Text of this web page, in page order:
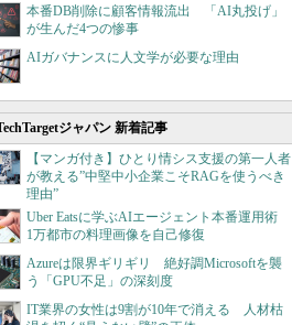
本番DB削除に顧客情報流出 「AI丸投げ」
が生んだ4つの惨事
AIガバナンスに人文学が必要な理由
ジャパン 新着記事
【マンガ付き】ひとり情シス支援の第一人者
が教える”中堅中小企業こそRAGを使うべき
理由”
Uber Eatsに学ぶAIエージェント本番運用術
1万都市の料理画像を自己修復
Azureは限界ギリギリ 絶好調Microsoftを襲
う「GPU不足」の深刻度
IT業界の女性は9割が10年で消える 人材枯